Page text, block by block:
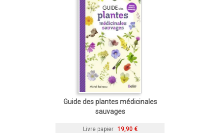
Guide des plantes médicinales
sauvages
Livre papier 19,90 €